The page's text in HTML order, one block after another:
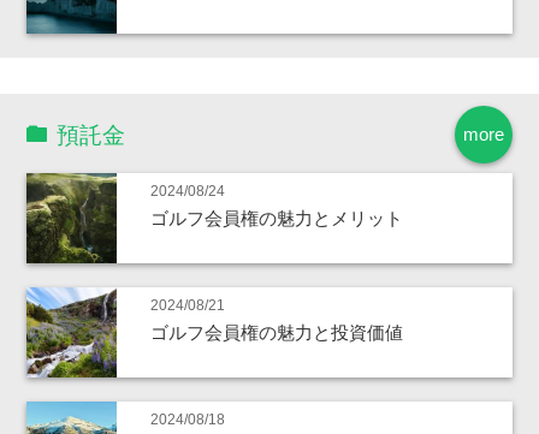
more
預託金
2024/08/24
ゴルフ会員権の魅力とメリット
2024/08/21
ゴルフ会員権の魅力と投資価値
2024/08/18